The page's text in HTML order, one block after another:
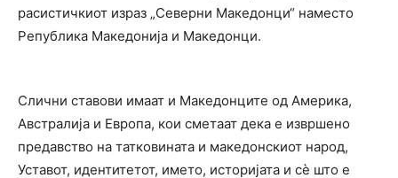
расистичкиот израз „Северни Македонци“ наместо
Република Македонија и Македонци.
Слични ставови имаат и Македонците од Америка,
Австралија и Европа, кои сметаат дека е извршено
предавство на татковината и македонскиот народ,
Уставот, идентитетот, името, историјата и сѐ што е